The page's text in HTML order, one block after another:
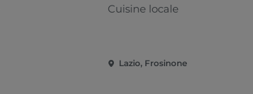
Cuisine locale
Lazio, Frosinone